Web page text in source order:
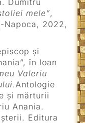
Dumitru
mele”,
Napoca, 2022,
și
în Ioan
Valeriu
.Antologie
și mărturii
Anania.
Editura